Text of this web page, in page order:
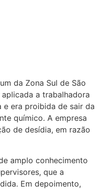
da Zona Sul de São
a trabalhadora
era proibida de sair da
químico. A empresa
de desídia, em razão
amplo conhecimento
que a
Em depoimento,